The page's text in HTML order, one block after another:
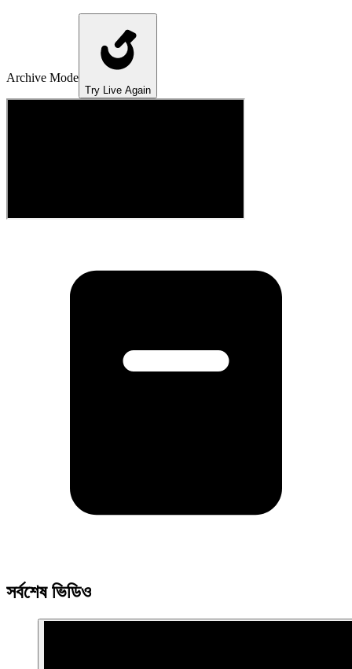
Archive Mode
Try Live Again
সর্বশেষ ভিডিও